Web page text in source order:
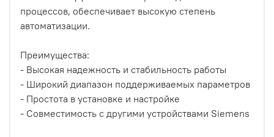
процессов, обеспечивает высокую степень
автоматизации.
Преимущества:
- Высокая надежность и стабильность работы
- Широкий диапазон поддерживаемых параметров
- Простота в установке и настройке
- Совместимость с другими устройствами Siemens